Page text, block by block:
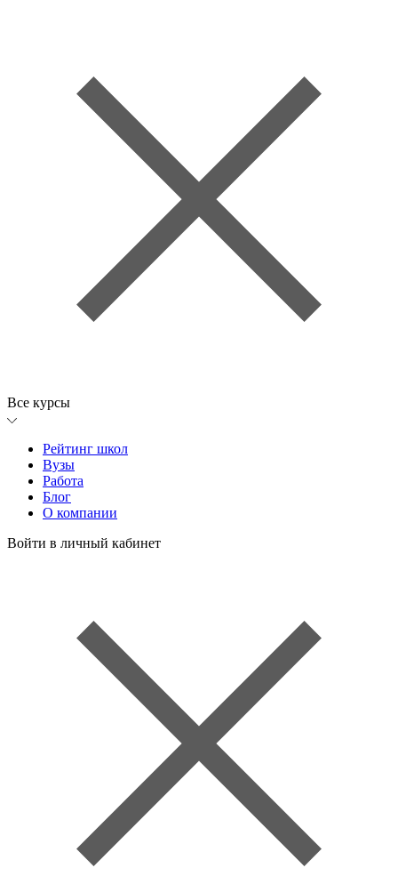
Все курсы
Рейтинг школ
Вузы
Работа
Блог
О компании
Войти в личный кабинет